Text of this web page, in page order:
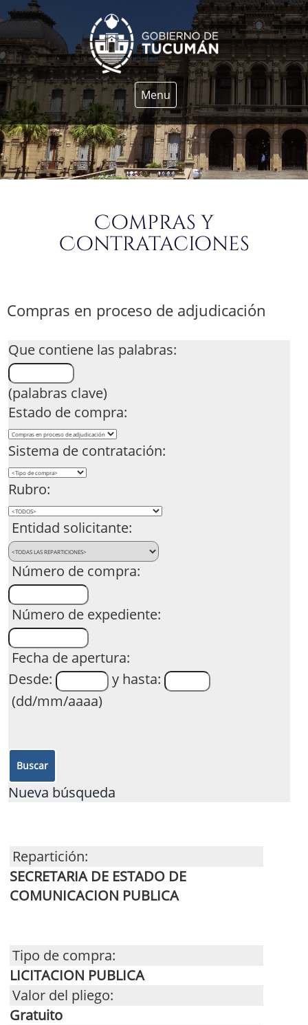
Menu
Compras y
Contrataciones
Compras en proceso de adjudicación
Que contiene las palabras:
(palabras clave)
Estado de compra:
Sistema de contratación:
Rubro:
Entidad solicitante:
Número de compra:
Número de expediente:
Fecha de apertura:
Desde:
y hasta:
(dd/mm/aaaa)
Nueva búsqueda
Repartición:
SECRETARIA DE ESTADO DE
COMUNICACION PUBLICA
Tipo de compra:
LICITACION PUBLICA
Valor del pliego:
Gratuito